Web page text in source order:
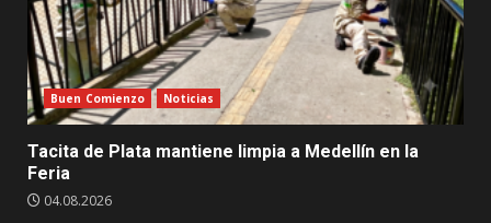
Buen Comienzo Noticias
Tacita de Plata mantiene limpia a Medellín en la
Feria
04.08.2026